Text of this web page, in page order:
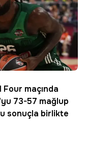
maçında
73-57 mağlup
sonuçla birlikte